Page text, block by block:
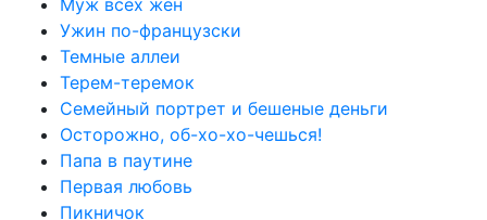
Муж всех жен
Ужин по-французски
Темные аллеи
Терем-теремок
Семейный портрет и бешеные деньги
Осторожно, об-хо-хо-чешься!
Папа в паутине
Первая любовь
Пикничок